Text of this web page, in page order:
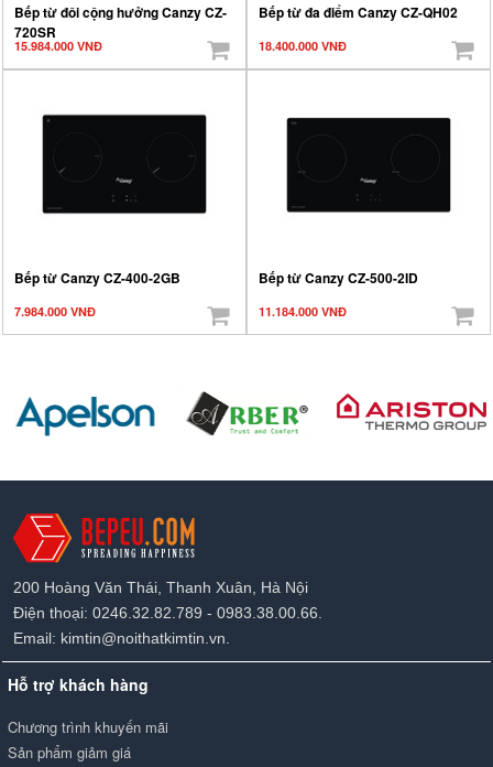
Bếp từ đôi cộng hưởng Canzy CZ-
720SR
15.984.000 VNĐ
Bếp từ đa điểm Canzy CZ-QH02
18.400.000 VNĐ
Bếp từ Canzy CZ-400-2GB
7.984.000 VNĐ
Bếp từ Canzy CZ-500-2ID
11.184.000 VNĐ
200 Hoàng Văn Thái, Thanh Xuân, Hà Nội
Điện thoại: 0246.32.82.789 - 0983.38.00.66.
Email: kimtin@noithatkimtin.vn.
Hỗ trợ khách hàng
Chương trình khuyến mãi
Sản phẩm giảm giá